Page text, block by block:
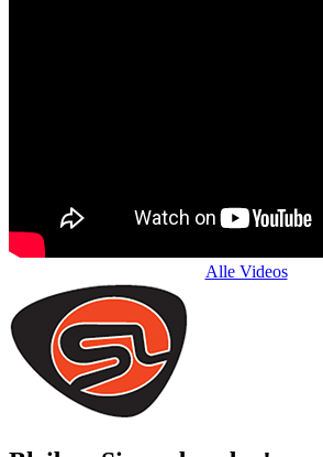
Alle Videos